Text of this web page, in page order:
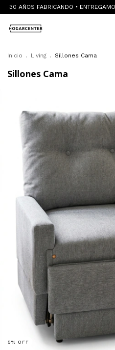
30 AÑOS FABRICANDO •
Inicio . Living . Sillones Cama
Sillones Cama
5% OFF